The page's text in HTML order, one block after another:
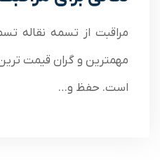
مراقبت از تسمه نقاله
مهمترین و گران قیمت
است. حفظ و…